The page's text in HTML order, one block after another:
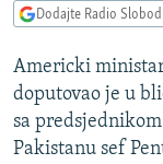
Pređite
pretragu
VIZUELNO
VIDEO
FOTOGALERIJE
INFOGRAFIKE
PODCASTI
RAT U UKRAJINI
KINA NA
Dodajte Radio
Americki
doputovao je u
sa
Pakistanu sef